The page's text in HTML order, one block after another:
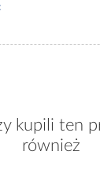
kupili ten
również